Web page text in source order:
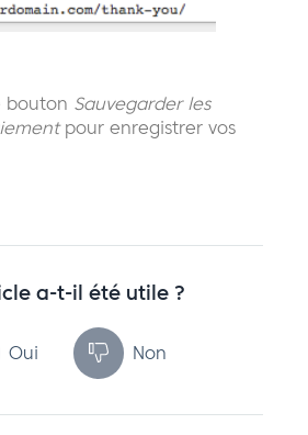
bouton Sauvegarder les
pour enregistrer vos
a-t-il été utile ?
Oui Non